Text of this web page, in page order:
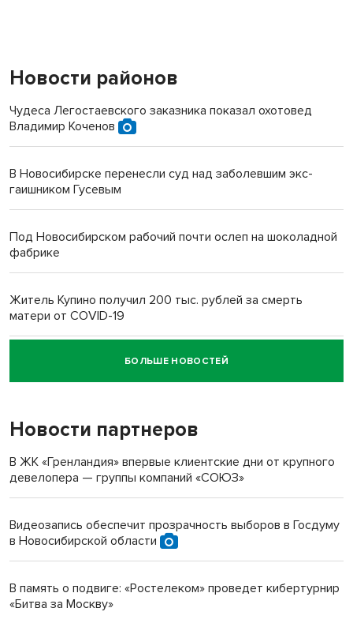
Новости районов
Чудеса Легостаевского заказника показал охотовед
Владимир Коченов
В Новосибирске перенесли суд над заболевшим экс-
гаишником Гусевым
Под Новосибирском рабочий почти ослеп на шоколадной
фабрике
Житель Купино получил 200 тыс. рублей за смерть
матери от COVID-19
Новосибирский суд наказал водителя за смерть
пенсионерки на вокзале
БОЛЬШЕ НОВОСТЕЙ
Новости партнеров
В ЖК «Гренландия» впервые клиентские дни от крупного
девелопера — группы компаний «СОЮЗ»
Видеозапись обеспечит прозрачность выборов в Госдуму
в Новосибирской области
В память о подвиге: «Ростелеком» проведет кибертурнир
«Битва за Москву»